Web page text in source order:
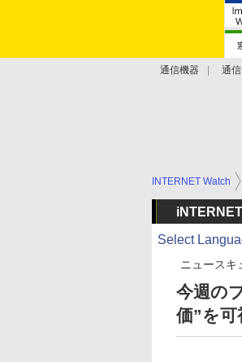
通信機器 通
INTERNET Watch
Select
ニュースキ
今週の
価”を可